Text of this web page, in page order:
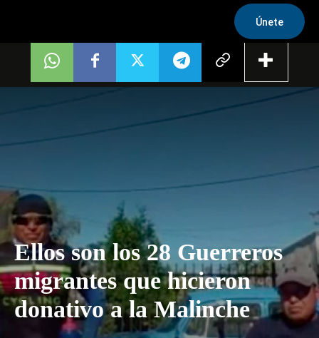
Únete
Ellos son los 28 Guerreros
migrantes que hicieron
donativo a la Malinche